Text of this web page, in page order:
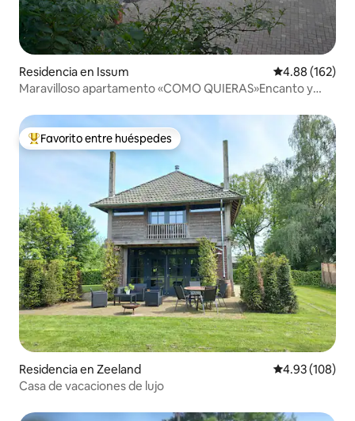
Residencia en Issum Calificación
4.88 (162)
Maravilloso apartamento «COMO QUIERAS»Encanto y
De los mejores en Favorito entre huéspedes
Favorito entre huéspedes
Residencia en Zeeland Calificación
4.93 (108)
Casa de vacaciones de lujo